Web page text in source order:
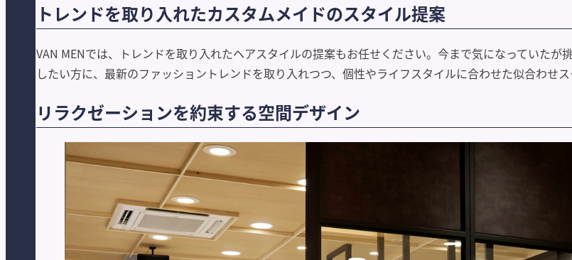
トレンドを取り入れたカスタムメイドのスタイル提案
VAN MENでは、トレンドを取り入れたヘアスタイルの提案もお任せください。今まで気になっていた
したい方に、最新のファッショントレンドを取り入れつつ、個性やライフスタイルに合わせた似合わせス
リラクゼーションを約束する空間デザイン